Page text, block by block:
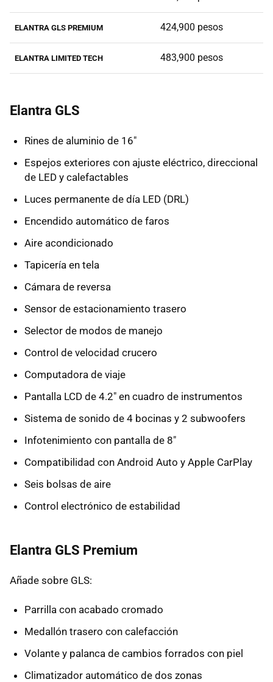
ELANTRA GLS PREMIUM 424,900 pesos
ELANTRA LIMITED TECH 483,900 pesos
Elantra GLS
Rines de aluminio de 16"
Espejos exteriores con ajuste eléctrico, direccional
de LED y calefactables
Luces permanente de día LED (DRL)
Encendido automático de faros
Aire acondicionado
Tapicería en tela
Cámara de reversa
Sensor de estacionamiento trasero
Selector de modos de manejo
Control de velocidad crucero
Computadora de viaje
Pantalla LCD de 4.2" en cuadro de instrumentos
Sistema de sonido de 4 bocinas y 2 subwoofers
Infotenimiento con pantalla de 8"
Compatibilidad con Android Auto y Apple CarPlay
Seis bolsas de aire
Control electrónico de estabilidad
Elantra GLS Premium
Añade sobre GLS:
Parrilla con acabado cromado
Medallón trasero con calefacción
Volante y palanca de cambios forrados con piel
Climatizador automático de dos zonas